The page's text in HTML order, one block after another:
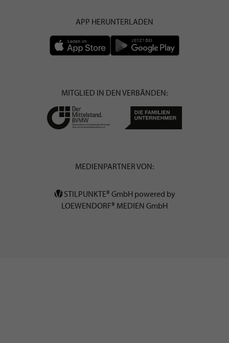
APP HERUNTERLADEN
MITGLIED IN DEN VERBÄNDEN:
MEDIENPARTNER VON:
STILPUNKTE® GmbH powered by
LOEWENDORF® MEDIEN GmbH